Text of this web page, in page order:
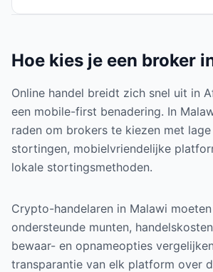
Hoe kies je een broker
Online handel breidt zich snel uit in
een mobile-first benadering. In
raden om brokers te kiezen met
stortingen, mobielvriendelijke
lokale stortingsmethoden.
Crypto-handelaren in Malawi
ondersteunde munten,
bewaar- en opnameopties
transparantie van elk platform over